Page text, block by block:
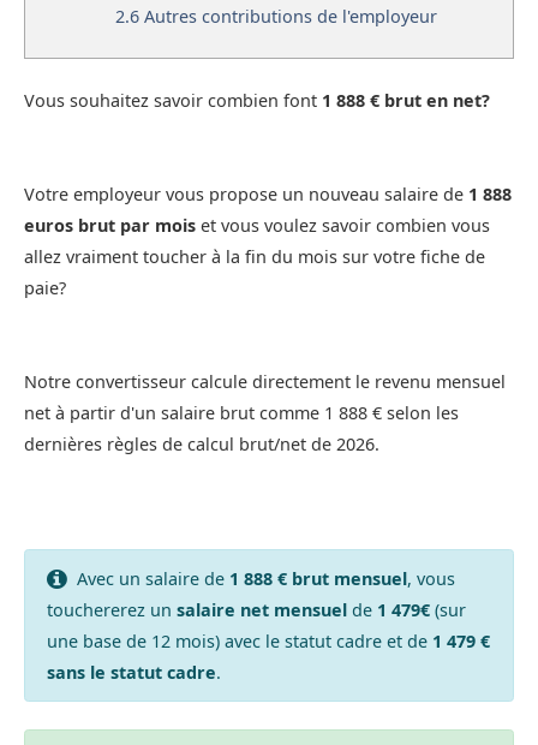
2.6 Autres contributions de l'employeur
Vous souhaitez savoir combien font 1 888 € brut en net?
Votre employeur vous propose un nouveau salaire de 1 888
euros brut par mois et vous voulez savoir combien vous
allez vraiment toucher à la fin du mois sur votre fiche de
paie?
Notre convertisseur calcule directement le revenu mensuel
net à partir d'un salaire brut comme 1 888 € selon les
dernières règles de calcul brut/net de 2026.
Avec un salaire de 1 888 € brut mensuel, vous
touchererez un salaire net mensuelde 1 479€(sur
une base de 12 mois) avec le statut cadre et de 1 479 €
sans le statut cadre.